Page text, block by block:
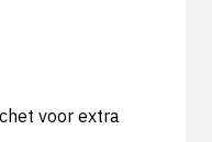
voor extra